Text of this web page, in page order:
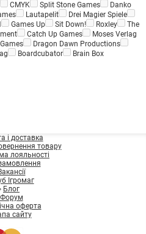
CMYK Split Stone Games
Danko
Lautapelit
Drei Magier Spiele
Games Up Sit Down! Roxley
The
Catch Up Games
Moses Verlag
Dragon Dawn Productions
Boardcubator
Brain Box
і доставка
товару
лояльності
Ігромаг
Блог
Форум
оферта
сайту